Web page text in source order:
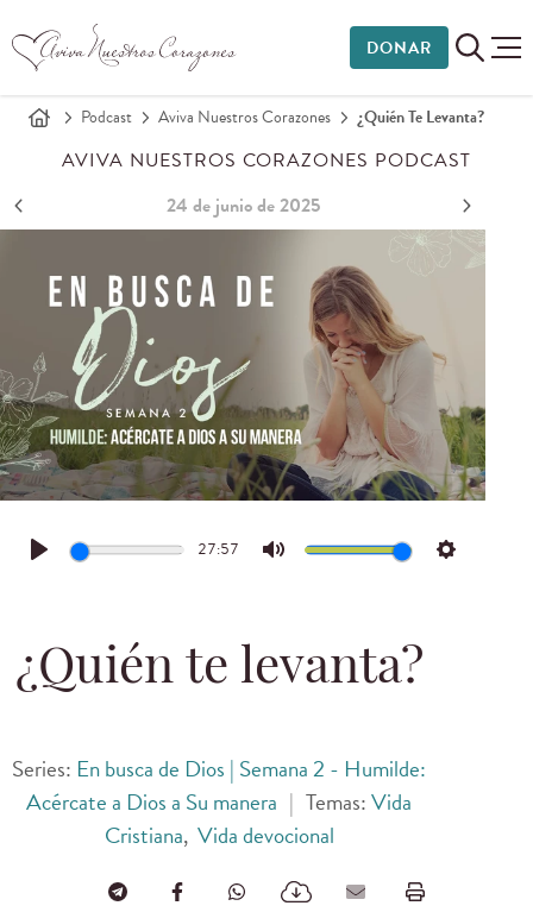
DONAR
Podcast Aviva Nuestros Corazones ¿Quién Te Levanta?
AVIVA NUESTROS CORAZONES PODCAST
24 de junio de 2025
Play
27:57
Mute Settings
¿Quién te levanta?
Series: En busca de Dios | Semana 2 - Humilde:
Acércate a Dios a Su manera | Temas:Vida
Cristiana, Vida devocional